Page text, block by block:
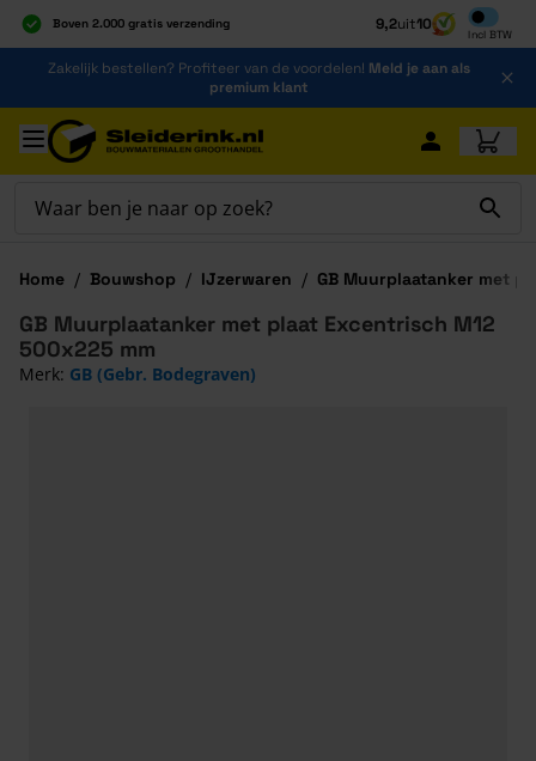
Boven 2.000 gratis verzending
Al 40 jaar dé specialist
Alles onder één dak
9,2uit10
Incl BTW
Inclusief
Ga naar de inhoud
Zakelijk bestellen? Profiteer van de voordelen! Meld je aan als
premium klant
Ga naar hoofdinhoud
Home / Bouwshop / IJzerwaren / GB Muurplaatanker met
GB Muurplaatanker met plaat Excentrisch M12
500x225 mm
Merk: GB (Gebr. Bodegraven)